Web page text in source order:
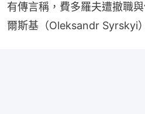
有傳言稱，費多羅夫遭撤職
爾斯基（Oleksandr Syrskyi